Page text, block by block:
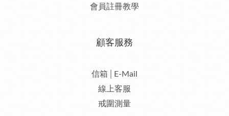
會員註冊教學
顧客服務
信箱│E-Mail
線上客服
戒圍測量